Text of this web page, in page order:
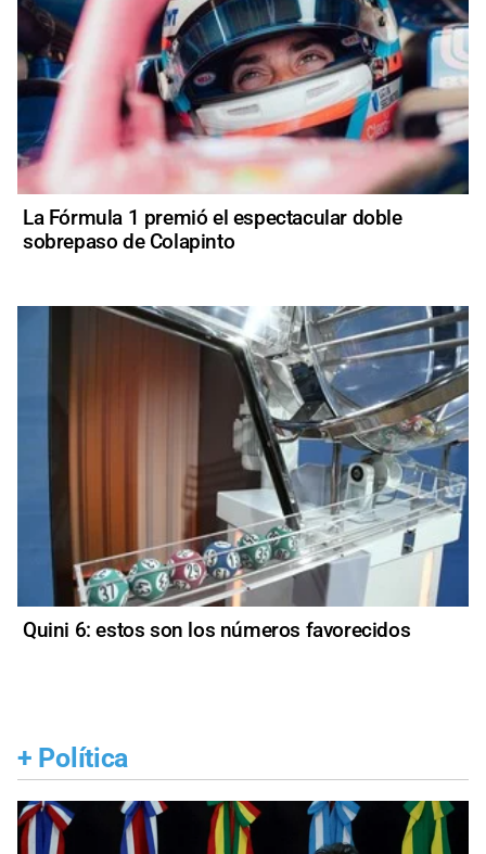
La Fórmula 1 premió el espectacular doble
sobrepaso de Colapinto
Quini 6: estos son los números favorecidos
+ Política